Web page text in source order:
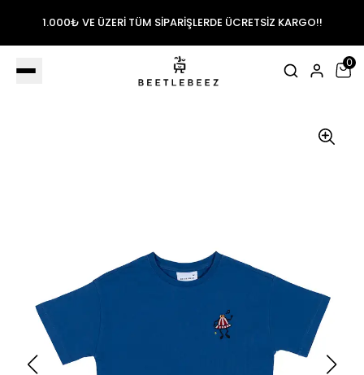
1.000₺ VE ÜZERİ TÜM SİPARİŞLERDE ÜCRETSİZ KARGO!!
0